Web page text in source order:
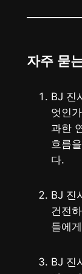
자주 묻
BJ 진
엇인
과한
흐름
다.
BJ 진
건전
들에
BJ 진